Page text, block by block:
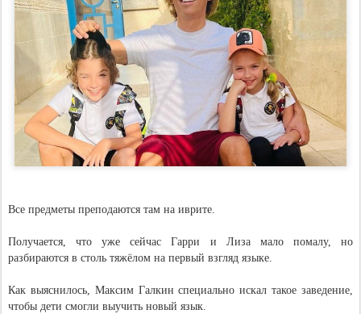
Все предметы преподаются там на иврите.
Получается, что уже сейчас Гарри и Лиза мало помалу, но
разбираются в столь тяжёлом на первый взгляд языке.
Как выяснилось, Максим Галкин специально искал такое заведение,
чтобы дети смогли выучить новый язык.